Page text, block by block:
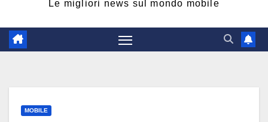
Le migliori news sul mondo mobile
MOBILE